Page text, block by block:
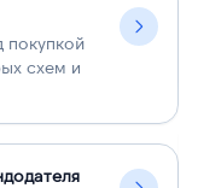
покупкой
схем и